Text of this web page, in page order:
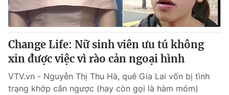
Change Life: Nữ sinh viên ưu tú không
xin được việc vì rào cản ngoại hình
VTV.vn - Nguyễn Thị Thu Hà, quê Gia Lai vốn bị tình
trạng khớp cắn ngược (hay còn gọi là hàm móm)